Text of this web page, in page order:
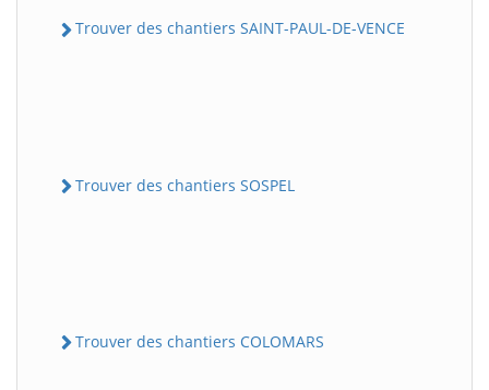
Trouver des chantiers SAINT-PAUL-DE-VENCE
Trouver des chantiers SOSPEL
Trouver des chantiers COLOMARS